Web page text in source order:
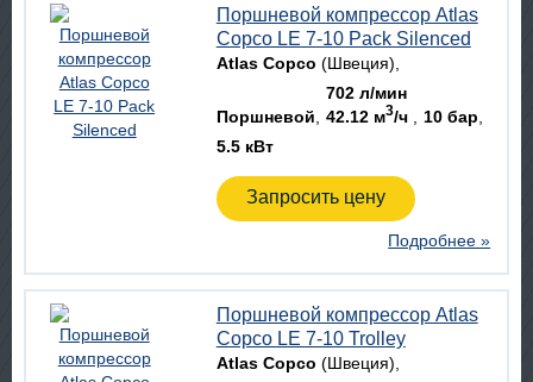
Поршневой компрессор Atlas
Copco LE 7-10 Pack Silenced
Atlas Copco (Швеция)
Поршневой
702 л/мин
42.12 м3/ч
10 бар
5.5 кВт
Запросить цену
Подробнее »
Поршневой компрессор Atlas
Copco LE 7-10 Trolley
Atlas Copco (Швеция)